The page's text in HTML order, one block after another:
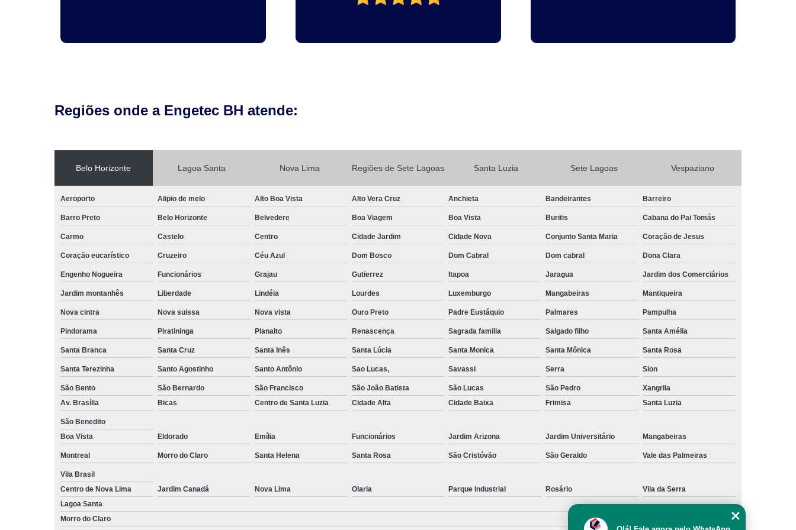
Regiões onde a Engetec BH atende:
Belo Horizonte Lagoa Santa Nova Lima Regiões de Sete Lagoas Santa Luzia Sete Lagoas Vespaziano
Aeroporto Alipio de melo Alto Boa Vista Alto Vera Cruz Anchieta Bandeirantes Barreiro
Barro Preto Belo Horizonte Belvedere Boa Viagem Boa Vista Buritis Cabana do Pai Tomás
Carmo Castelo Centro Cidade Jardim Cidade Nova Conjunto Santa Maria Coração de Jesus
Coração eucarístico Cruzeiro Céu Azul Dom Bosco Dom Cabral Dom cabral Dona Clara
Engenho Nogueira Funcionários Grajau Gutierrez Itapoa Jaragua Jardim dos Comerciários
Jardim montanhês Liberdade Lindéia Lourdes Luxemburgo Mangabeiras Mantiqueira
Nova cintra Nova suissa Nova vista Ouro Preto Padre Eustáquio Palmares Pampulha
Pindorama Piratininga Planalto Renascença Sagrada familia Salgado filho Santa Amélia
Santa Branca Santa Cruz Santa Inês Santa Lúcia Santa Monica Santa Mônica Santa Rosa
Santa Terezinha Santo Agostinho Santo Antônio Sao Lucas, Savassi Serra Sion
São Bento São Bernardo São Francisco São João Batista São Lucas São Pedro
Xangrila
Av. Brasília
Bicas Centro de Santa Luzia Cidade Alta Cidade Baixa Frimisa Santa Luzia
São Benedito
Boa Vista
Eldorado Emília Funcionários Jardim Arizona Jardim Universitário Mangabeiras
Montreal Morro do Claro Santa Helena Santa Rosa São Cristóvão São Geraldo Vale das Palmeiras
Vila Brasil
Centro de Nova Lima
Jardim Canadá Nova Lima Olaria Parque Industrial Rosário
Vila da Serra
Lagoa Santa
Morro do Claro